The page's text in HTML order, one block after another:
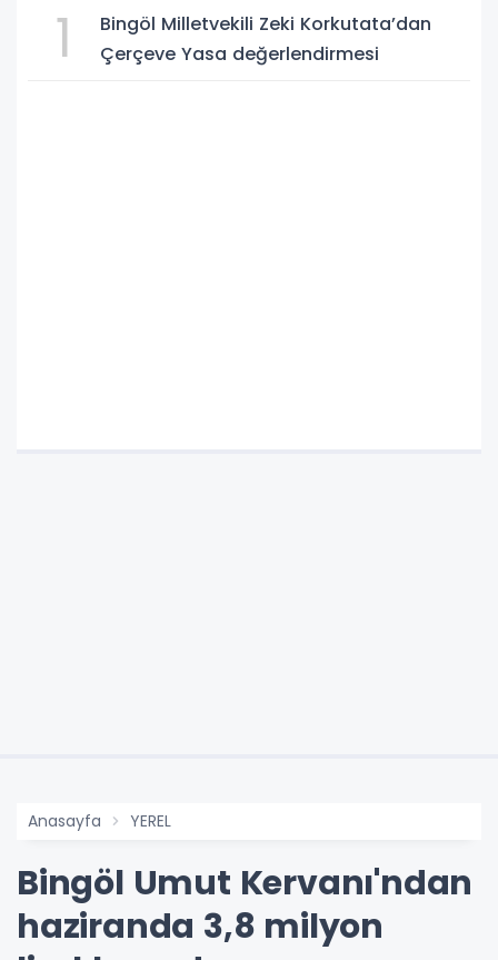
1
Bingöl Milletvekili Zeki Korkutata’dan
Çerçeve Yasa değerlendirmesi
Anasayfa YEREL
Bingöl Umut Kervanı'ndan
haziranda 3,8 milyon